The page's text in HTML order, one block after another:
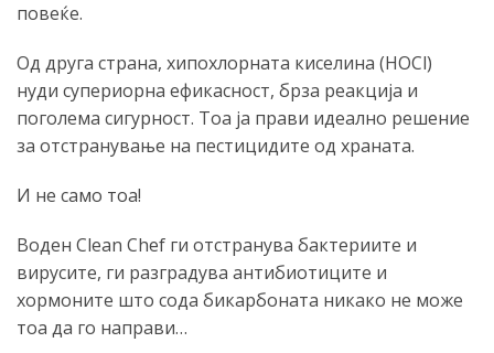
повеќе.
Од друга страна, хипохлорната киселина (HOCl)
нуди супериорна ефикасност, брза реакција и
поголема сигурност. Тоа ја прави идеално решение
за отстранување на пестицидите од храната.
И не само тоа!
Воден Clean Chef ги отстранува бактериите и
вирусите, ги разградува антибиотиците и
хормоните што сода бикарбоната никако не може
тоа да го направи…